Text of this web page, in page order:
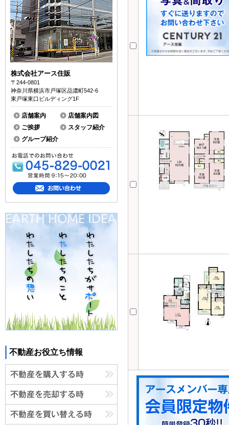
株式会社アース住販
〒244-0801
神奈川県横浜市戸塚区品濃町542-6
東戸塚東口ビルディング1F
店舗案内
店舗案内図
ご挨拶
スタッフ紹介
グループ紹介
不動産お役立ち情報